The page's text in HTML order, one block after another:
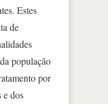
Estes
de
população
por
e dos